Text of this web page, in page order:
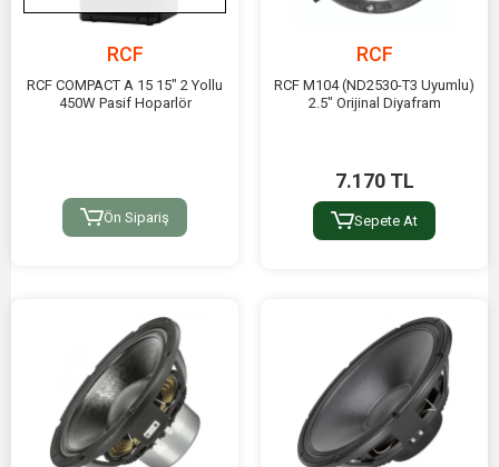
Markası?
1949
Global
İtalya (Temel bileşen ve sistemlerin büyük kısmı)
Kimlere
Canlı Konser ve Etkinlikler, Tur Ses Sistemleri,
Yüksek Performanslı Hoparlör Bileşenleri ve
Aktif/Pasif Ses Sistemleri
Grupları
Aktif ve Pasif Kabin Hoparlörler (ART, NX, TT+
Serileri),Line Array Sistemleri (HDL
Serisi),Subwooferlar, Mikserler, Ses İşlemcileri ve
OEM Hoparlör Sürücüleri.
RCF
RCF COMPACT A 15 15" 2 Yollu
450W Pasif Hoparlör
Ön Sipariş
RCF
RCF M104 (ND2530-T3 Uyumlu)
2.5" Orijinal Diyafram
7.170 TL
Sepete At